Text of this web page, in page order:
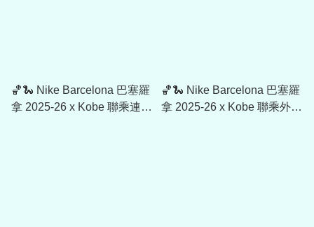
🏀🐍 Nike Barcelona 巴塞羅
拿 2025-26 x Kobe 聯乘連帽
🏀🐍 Nike Barcelona 巴塞羅
拿 2025-26 x Kobe 聯乘外套